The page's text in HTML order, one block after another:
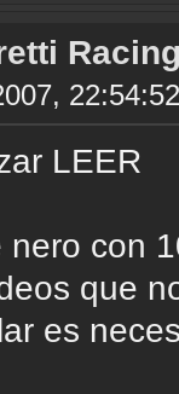
LEER
con
que
es